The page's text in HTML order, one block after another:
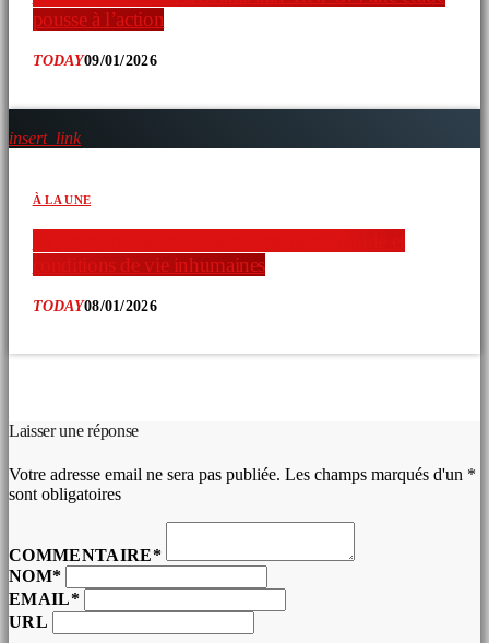
pousse à l’action
TODAY09/01/2026
insert_link
À LA UNE
conditions de vie inhumaines
TODAY08/01/2026
Laisser une réponse
Votre adresse email ne sera pas publiée. Les champs marqués d'un *
sont obligatoires
COMMENTAIRE*
NOM*
EMAIL*
URL